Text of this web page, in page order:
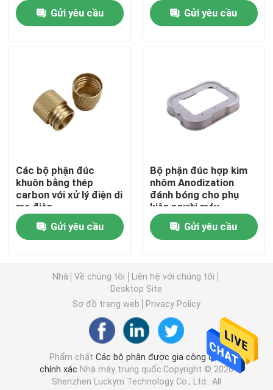
Tất cả các trường hợp
Các bộ phận được gia công cnc chính xác
Bộ phận hàng không vũ trụ được gia công bằng máy
Bộ phận gốm chính xác
Đồ đạc tự động hóa
Các thành phần y tế chính xác
Bộ phận người máy kim loại
Gửi yêu cầu
Gửi yêu cầu
Các bộ phận đúc
khuôn bằng thép
carbon với xử lý điện di
mạ điện
Gửi yêu cầu
Bộ phận đúc hợp kim
nhôm Anodization
đánh bóng cho phụ
kiện người máy
Gửi yêu cầu
Nhà Về chúng tôi
Liên hệ với chúng tôi
Desktop Site
Sơ đồ trang web
Privacy Policy
Phẩm chấtCác bộ phận được gia công cnc
chính xác Nhà máy trung quốc.Copyright © 2026
Shenzhen Luckym Technology Co., Ltd.. All